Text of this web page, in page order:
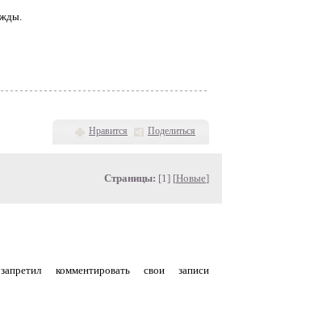
Нравится Поделиться
Страницы: [1] [Новые]
комментировать свои записи